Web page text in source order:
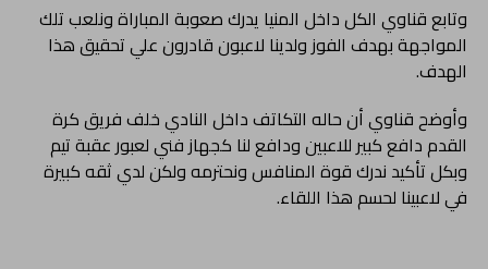
وتابع قناوي الكل داخل المنيا يدرك صعوبة المباراة ونلعب تلك
المواجهة بهدف الفوز ولدينا لاعبون قادرون علي تحقيق هذا
الهدف.
وأوضح قناوي أن حاله التكاتف داخل النادي خلف فريق كرة
القدم دافع كبير للاعبين ودافع لنا كجهاز فني لعبور عقبة تيم
وبكل تأكيد ندرك قوة المنافس ونحترمه ولكن لدي ثقه كبيرة
في لاعبينا لحسم هذا اللقاء.